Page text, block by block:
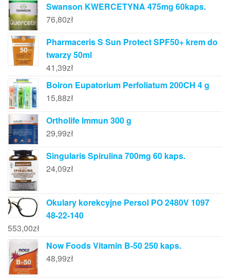
Swanson KWERCETYNA 475mg 60kaps.
76,80zł
Pharmaceris S Sun Protect SPF50+ krem do
twarzy 50ml
41,39zł
Boiron Eupatorium Perfoliatum 200CH 4 g
15,88zł
Ortholife Immun 300 g
29,99zł
Singularis Spirulina 700mg 60 kaps.
24,09zł
Okulary korekcyjne Persol PO 2480V 1097
48-22-140
553,00zł
Now Foods Vitamin B-50 250 kaps.
48,99zł